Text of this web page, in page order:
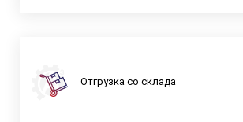
Отгрузка со склада